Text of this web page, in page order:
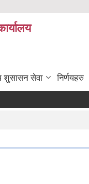
शुसासन सेवा निर्णयहरु